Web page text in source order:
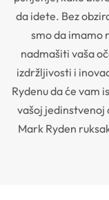
da idete. Bez
smo da imamo
nadmašiti vaša
izdržljivosti i
Rydenu da će vam
vašoj jedinstvenoj
Mark Ryden